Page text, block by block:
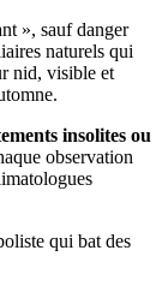
», sauf danger
naturels qui
nid, visible et
insolites ou
observation
qui bat des